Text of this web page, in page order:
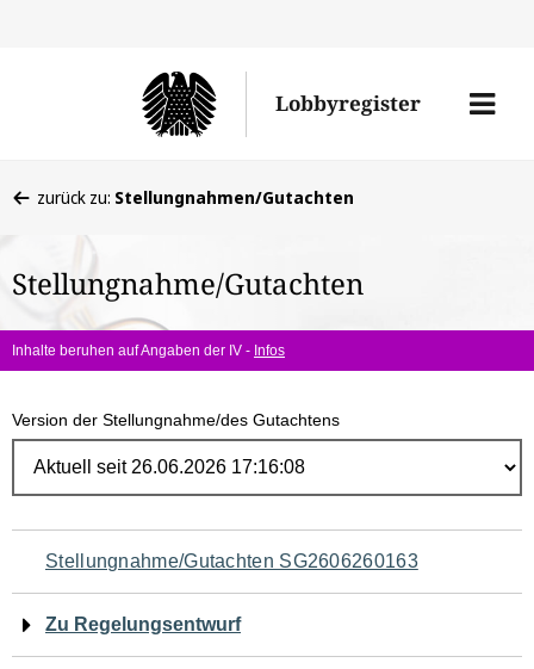
Lobbyregister
Menü
befinden
hier:
zurück zu: Stellungnahmen/Gutachten
Stellungnahme/Gutachten
Inhalte beruhen auf Angaben der IV - Infos
Version der Stellungnahme/des Gutachtens
Navigation
für
den
Stellungnahme/Gutachten SG2606260163
Zu Regelungsentwurf